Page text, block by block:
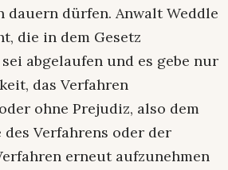
dauern dürfen. Anwalt Weddle
die in dem Gesetz
abgelaufen und es gebe nur
das Verfahren
ohne Prejudiz, also dem
Verfahrens oder der
erneut aufzunehmen